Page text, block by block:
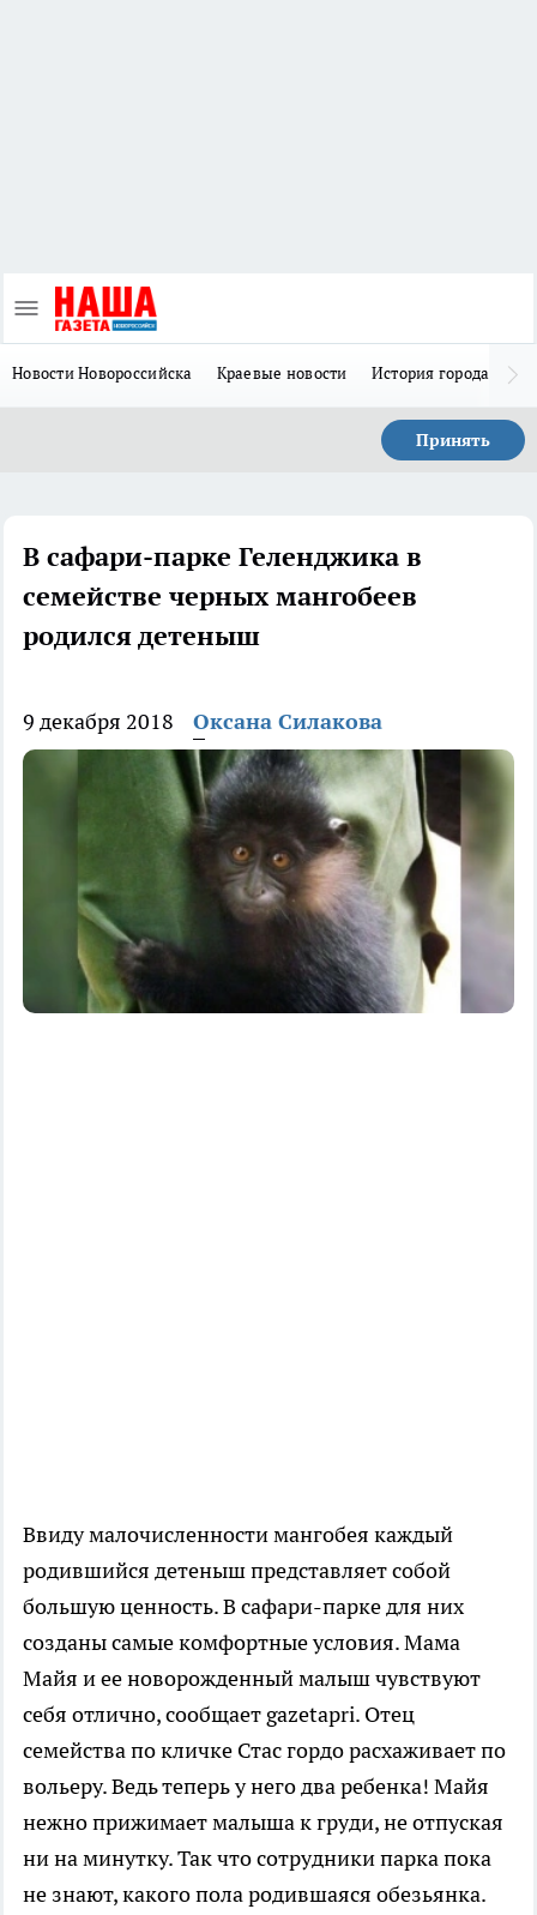
Новости Новороссийска Краевые новости История города Н
Принять
В сафари-парке Геленджика в
семействе черных мангобеев
родился детеныш
9 декабря 2018 Оксана Силакова
Ввиду малочисленности мангобея каждый
родившийся детеныш представляет собой
большую ценность. В сафари-парке для них
созданы самые комфортные условия. Мама
Майя и ее новорожденный малыш чувствуют
себя отлично, сообщает gazetapri. Отец
семейства по кличке Стас гордо расхаживает по
вольеру. Ведь теперь у него два ребенка! Майя
нежно прижимает малыша к груди, не отпуская
ни на минутку. Так что сотрудники парка пока
не знают, какого пола родившаяся обезьянка.